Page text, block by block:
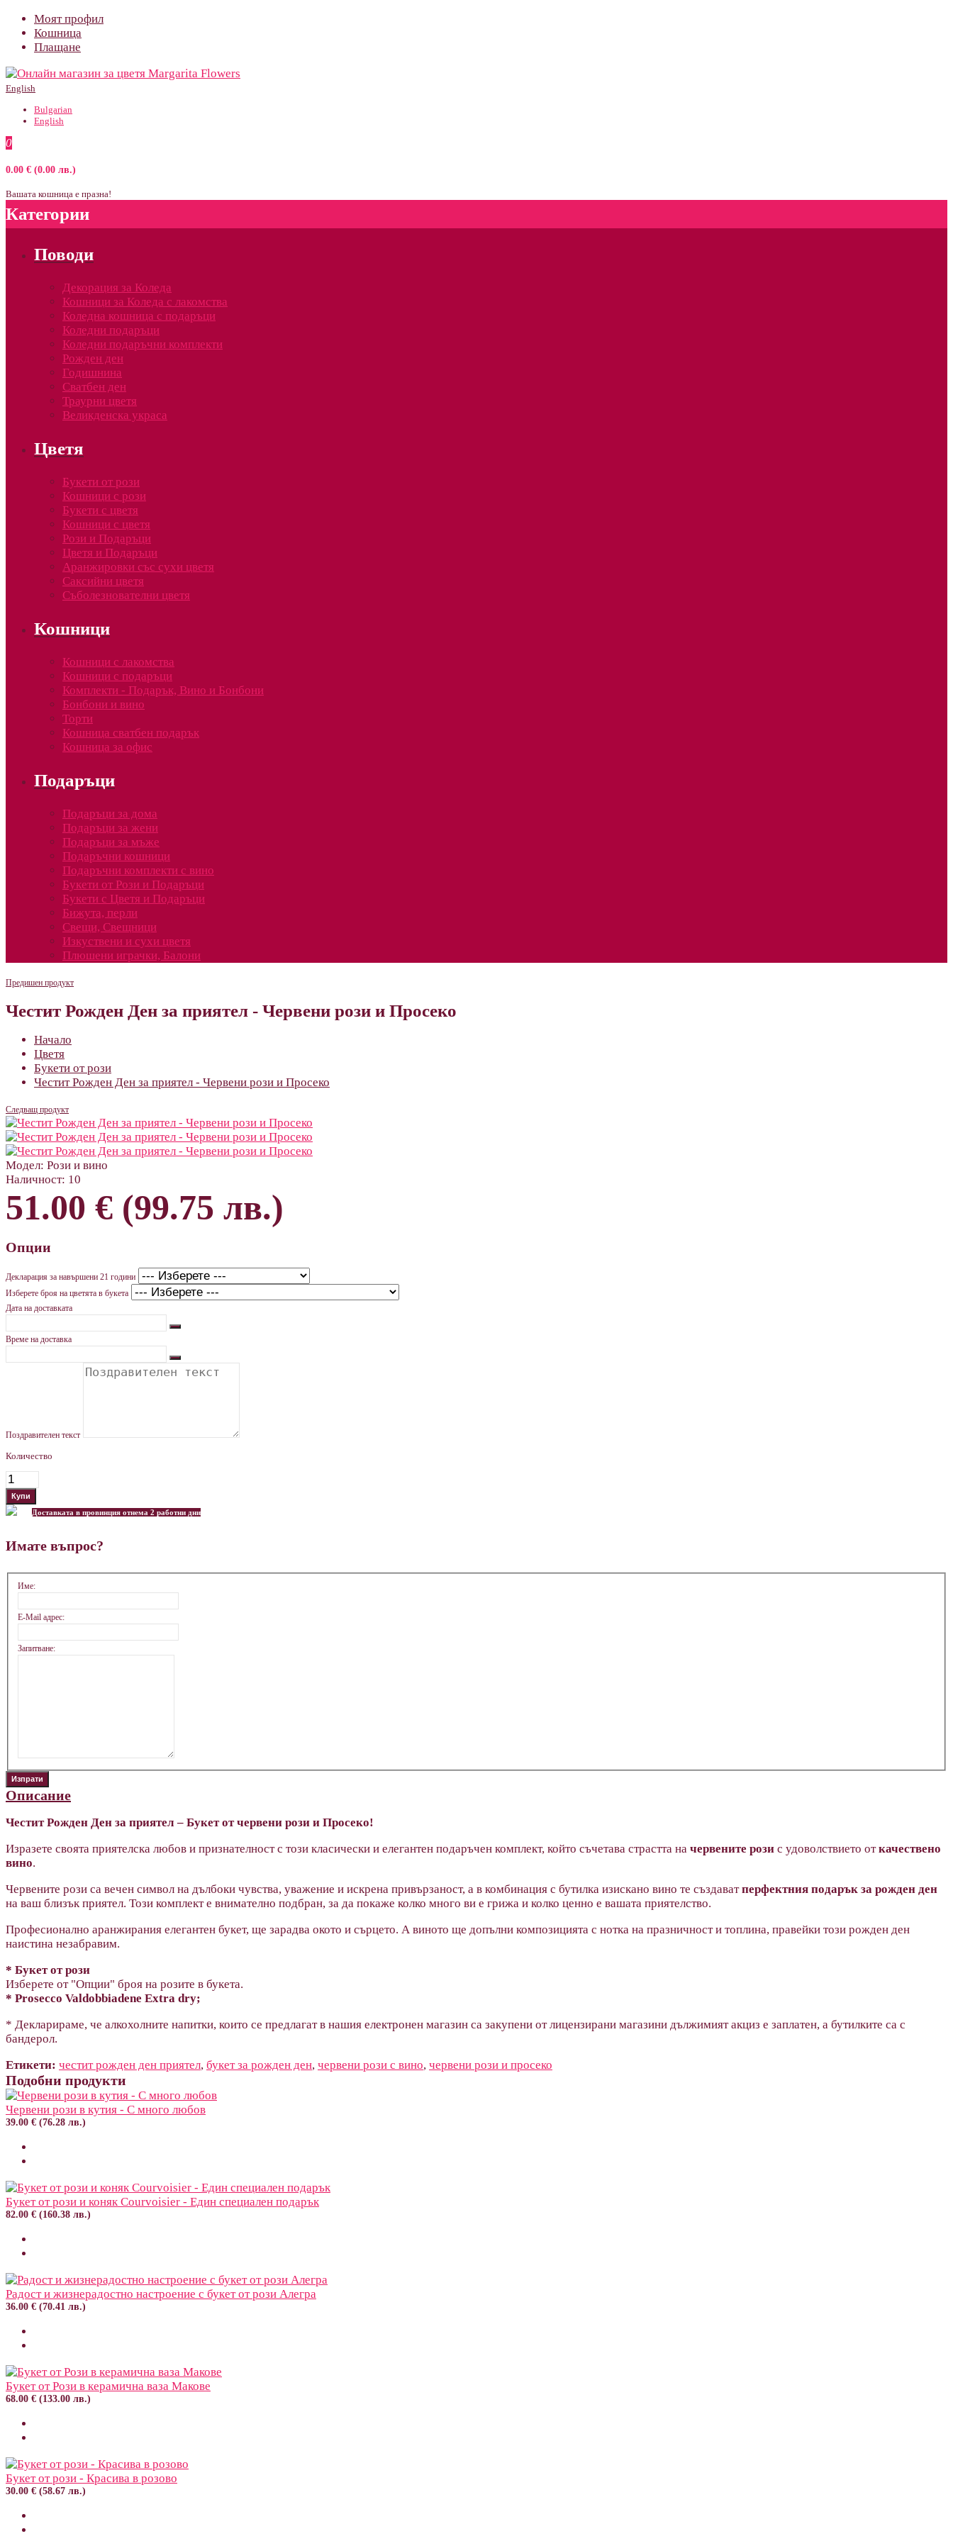
Моят профил
Кошница
Плащане
English
Bulgarian
English
0
0.00 € (0.00 лв.)
Вашата кошница е празна!
Категории
Поводи
Декорация за Коледа
Кошници за Коледа с лакомства
Коледна кошница с подаръци
Коледни подаръци
Коледни подаръчни комплекти
Рожден ден
Годишнина
Сватбен ден
Траурни цветя
Великденска украса
Цветя
Букети от рози
Кошници с рози
Букети с цветя
Кошници с цветя
Рози и Подаръци
Цветя и Подаръци
Аранжировки със сухи цветя
Саксийни цветя
Съболезнователни цветя
Кошници
Кошници с лакомства
Кошници с подаръци
Комплекти - Подарък, Вино и Бонбони
Бонбони и вино
Торти
Кошница сватбен подарък
Кошница за офис
Подаръци
Подаръци за дома
Подаръци за жени
Подаръци за мъже
Подаръчни кошници
Подаръчни комплекти с вино
Букети от Рози и Подаръци
Букети с Цветя и Подаръци
Бижута, перли
Свещи, Свещници
Изкуствени и сухи цветя
Плюшени играчки, Балони
Предишен продукт
Честит Рожден Ден за приятел - Червени рози и Просеко
Начало
Цветя
Букети от рози
Честит Рожден Ден за приятел - Червени рози и Просеко
Следващ продукт
Модел: Рози и вино
Наличност: 10
51.00 € (99.75 лв.)
Опции
Декларация за навършени 21 години
Изберете броя на цветята в букета
Дата на доставката
Време на доставка
Поздравителен текст
Количество
Доставката в провинция отнема 2 работни дни
Имате въпрос?
Име:
E-Mail адрес:
Запитване:
Описание
Честит Рожден Ден за приятел – Букет от червени рози и Просеко!
Изразете своята приятелска любов и признателност с този класически и елегантен подаръчен комплект, който съчетава страстта на червените рози с удоволствието откачествено
вино.
Червените рози са вечен символ на дълбоки чувства, уважение и искрена привързаност, а в комбинация с бутилка изискано вино те създаватперфектния подарък за рожден ден
на ваш близък приятел. Този комплект е внимателно подбран, за да покаже колко много ви е грижа и колко ценно е вашата приятелство.
Професионално аранжирания елегантен букет, ще зарадва окото и сърцето. А виното ще допълни композицията с нотка на празничност и топлина, правейки този рожден ден
наистина незабравим.
* Букет от рози
Изберете от "Опции" броя на розите в букета.
* Prosecco Valdobbiadene Extra dry;
* Декларираме, че алкохолните напитки, които се предлагат в нашия електронен магазин са закупени от лицензирани магазини дължимият акциз е заплатен, а бутилките са с
бандерол.
Етикети: честит рожден ден приятел, букет за рожден ден, червени рози с вино, червени рози и просеко
Подобни продукти
Червени рози в кутия - С много любов
39.00 € (76.28 лв.)
Букет от рози и коняк Courvoisier - Един специален подарък
82.00 € (160.38 лв.)
Радост и жизнерадостно настроение с букет от рози Алегра
36.00 € (70.41 лв.)
Букет от Рози в керамична ваза Макове
68.00 € (133.00 лв.)
Букет от рози - Красива в розово
30.00 € (58.67 лв.)